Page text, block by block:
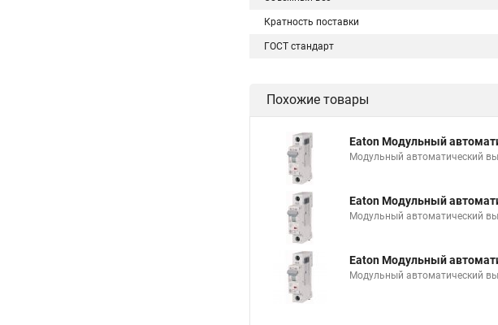
Кратность поставки
ГОСТ стандарт
Похожие товары
Eaton Модульный
Модульный автоматический
Eaton Модульный
Модульный автоматический
Eaton Модульный
Модульный автоматический